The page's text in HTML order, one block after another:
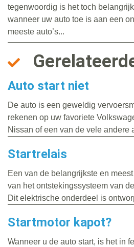
tegenwoordig is het toch
wanneer uw auto toe is aan een
meeste auto’s...
Auto start niet
De auto is een geweldig
rekenen op uw favoriete
Nissan of een van de vele andere
Startrelais
Een van de belangrijkste en
van het ontstekingssysteem van
Dit elektrische onderdeel is
Startmotor kapot?
Wanneer u de auto start, is het in